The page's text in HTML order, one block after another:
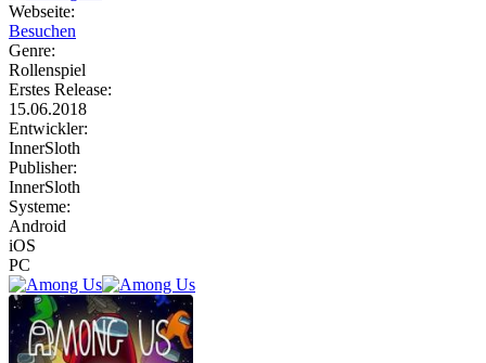
Webseite:
Besuchen
Genre:
Rollenspiel
Erstes Release:
15.06.2018
Entwickler:
InnerSloth
Publisher:
InnerSloth
Systeme:
Android
iOS
PC